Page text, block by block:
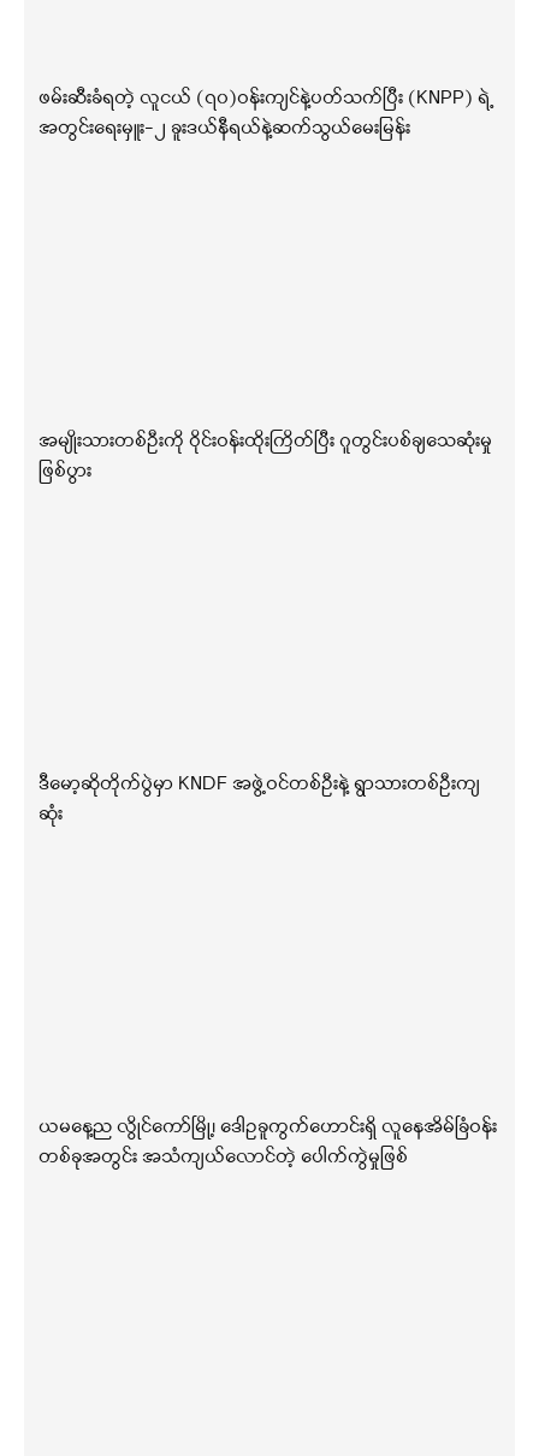
ဖမ်းဆီးခံရတဲ့ လူငယ် (၇၀)ဝန်းကျင်နဲ့ပတ်သက်ပြီး (KNPP) ရဲ့
အတွင်းရေးမှူး-၂ ခူးဒယ်နီရယ်နဲ့ဆက်သွယ်မေးမြန်း
အမျိုးသားတစ်ဦးကို ဝိုင်းဝန်းထိုးကြိတ်ပြီး ဂူတွင်းပစ်ချသေဆုံးမှု
ဖြစ်ပွား
ဒီမော့ဆိုတိုက်ပွဲမှာ KNDF အဖွဲ့ဝင်တစ်ဦးနဲ့ ရွာသားတစ်ဦးကျ
ဆုံး
ယမနေ့ည လွိုင်ကော်မြို့၊ ဒေါဥခူကွက်ဟောင်းရှိ လူနေအိမ်ခြံဝန်း
တစ်ခုအတွင်း အသံကျယ်လောင်တဲ့ ပေါက်ကွဲမှုဖြစ်